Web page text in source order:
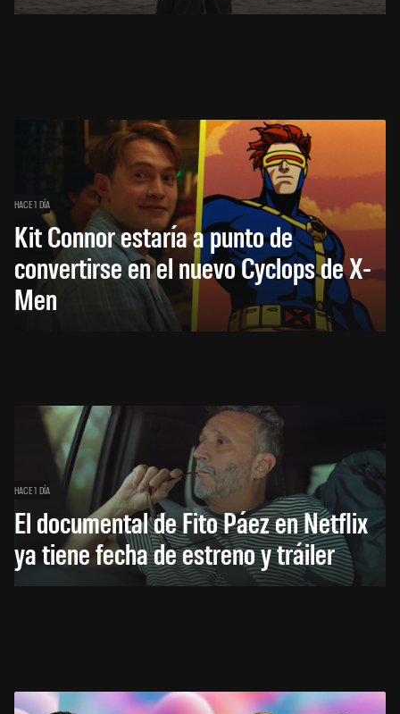
HACE 1 DÍA
Kit Connor estaría a punto de
convertirse en el nuevo Cyclops de X-
Men
HACE 1 DÍA
El documental de Fito Páez en Netflix
ya tiene fecha de estreno y tráiler